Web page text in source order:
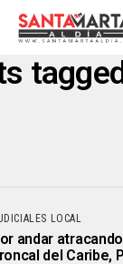
LOCAL
andar
del Caribe,